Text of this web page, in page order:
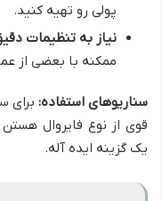
پولی رو تهیه کنید.
نیاز به تنظیمات
ممکنه با بعضی از
سناریوهای استفاده: برای
یک گزینه ایده آله.